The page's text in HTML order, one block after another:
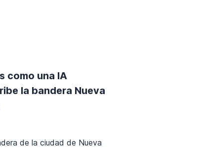
como una IA
la bandera Nueva
de la ciudad de Nueva